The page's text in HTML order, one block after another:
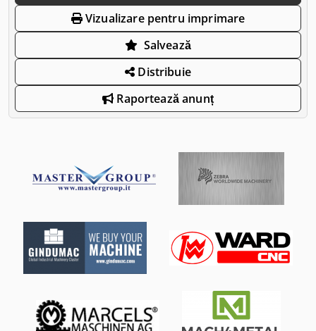
Vizualizare pentru imprimare
Salvează
Distribuie
Raportează anunț